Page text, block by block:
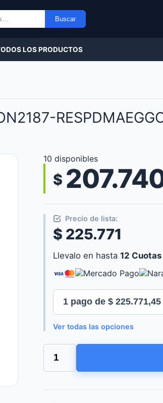
Buscar
LOS PRODUCTOS
10 disponibles
$
Precio de lista:
$ 225.771
Llevalo en hasta 12 Cuotas
Ver todas las opciones
Teclado
Mecanico
Ducky